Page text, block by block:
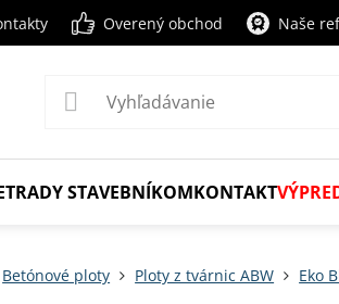
Overený obchod Naše
RADY STAVEBNÍKOMKONTAKT
Betónové ploty Ploty z tvárnic ABW Eko